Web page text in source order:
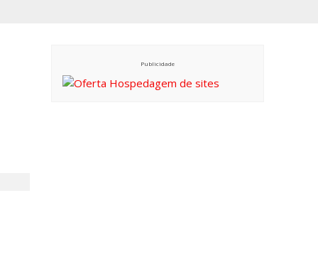
Publicidade